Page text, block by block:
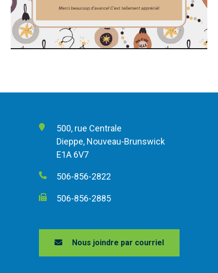
500, rue Centrale
Dieppe, Nouveau-Brunswick
E1A 6V7
506-856-2822
506-856-2885
Nous joindre par courriel